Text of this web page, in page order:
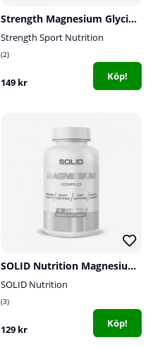
Strength Magnesium Glycinate, 90 caps
Strength Sport Nutrition
2
149 kr Köp!
SOLID Nutrition Magnesium Complex, 90 caps
SOLID Nutrition
3
129 kr Köp!